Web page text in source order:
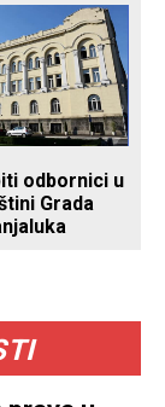
odbornici u
Grada